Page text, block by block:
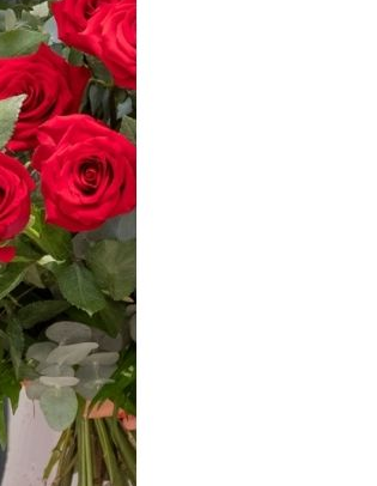
Deportes
Eventos Empresariales
Fiestas Sevilla
Filmoteca / Cineclubs Sevilla
Presentaciones Sevilla
Especiales Sevilla
De Interés
Farmacias de Guardia
Hospitales
Universidades
Teléfonos de Interés
Mercadillos
Horarios de Misa
Cultos no Católicos
Itinerario Cabalgata de los Reyes
Especiales
NAVIDAD EN SEVILLA 2025
Cabalgata Reyes Magos Sevilla
Guía de Nacimientos y Belenes en
Feria de Abril
Semana Santa
Corpus Christi Sevilla